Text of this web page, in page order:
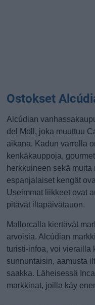
Ostokset
Alcúdian
del Moll, joka muuttuu
aikana. Kadun varrella
kenkäkauppoja,
herkkuineen sekä
espanjalaiset kengät
Useimmat liikkeet ovat
pitävät iltapäivätauon.
Mallorcalla kiertävät
arvoisia. Alcúdian
turisti-infoa, voi vierailla
sunnuntaisin, aamusta
saakka. Läheisessä
markkinat, joilla käy